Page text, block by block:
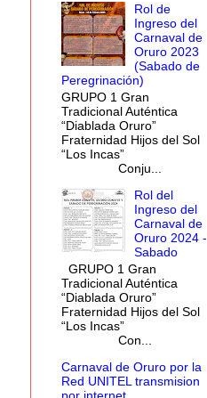
Rol de
Ingreso del
Carnaval de
Oruro 2023
(Sabado de
Peregrinación)
GRUPO 1 Gran
Tradicional Auténtica
“Diablada Oruro”
Fraternidad Hijos del Sol
“Los Incas”
Conju...
Rol del
Ingreso del
Carnaval de
Oruro 2024 -
Sabado
GRUPO 1 Gran
Tradicional Auténtica
“Diablada Oruro”
Fraternidad Hijos del Sol
“Los Incas”
Con...
Carnaval de Oruro por la
Red UNITEL transmision
por internet